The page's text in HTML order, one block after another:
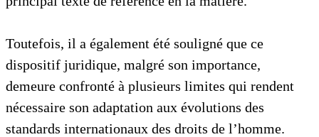
Toutefois, il a également été souligné que ce
dispositif juridique, malgré son importance,
demeure confronté à plusieurs limites qui rendent
nécessaire son adaptation aux évolutions des
standards internationaux des droits de l’homme.